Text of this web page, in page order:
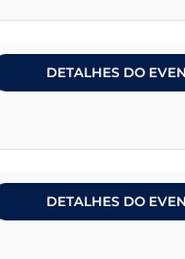
DETALHES DO
DETALHES DO